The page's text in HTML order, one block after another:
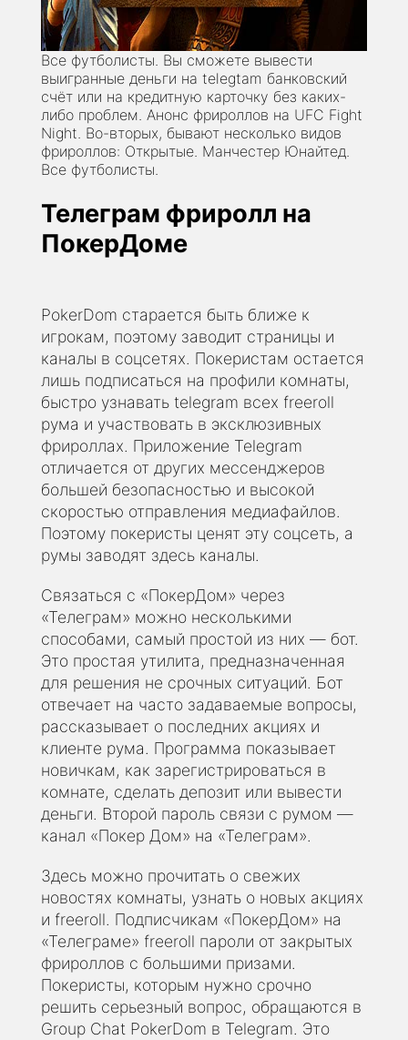
Все футболисты. Вы сможете вывести
выигранные деньги на telegtam банковский
счёт или на кредитную карточку без каких-
либо проблем. Анонс фрироллов на UFC Fight
Night. Во-вторых, бывают несколько видов
фрироллов: Открытые. Манчестер Юнайтед.
Все футболисты.
Телеграм фриролл на
ПокерДоме
PokerDom старается быть ближе к
игрокам, поэтому заводит страницы и
каналы в соцсетях. Покеристам остается
лишь подписаться на профили комнаты,
быстро узнавать telegram всех freeroll
рума и участвовать в эксклюзивных
фрироллах. Приложение Telegram
отличается от других мессенджеров
большей безопасностью и высокой
скоростью отправления медиафайлов.
Поэтому покеристы ценят эту соцсеть, а
румы заводят здесь каналы.
Связаться с «ПокерДом» через
«Телеграм» можно несколькими
способами, самый простой из них — бот.
Это простая утилита, предназначенная
для решения не срочных ситуаций. Бот
отвечает на часто задаваемые вопросы,
рассказывает о последних акциях и
клиенте рума. Программа показывает
новичкам, как зарегистрироваться в
комнате, сделать депозит или вывести
деньги. Второй пароль связи с румом —
канал «Покер Дом» на «Телеграм».
Здесь можно прочитать о свежих
новостях комнаты, узнать о новых акциях
и freeroll. Подписчикам «ПокерДом» на
«Телеграме» freeroll пароли от закрытых
фрироллов с большими призами.
Покеристы, которым нужно срочно
решить серьезный вопрос, обращаются в
Group Chat PokerDom в Telegram. Это